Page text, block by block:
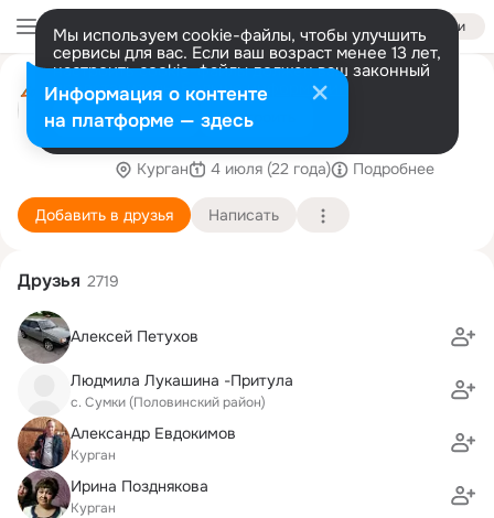
Войти
Мы используем cookie-файлы, чтобы улучшить
сервисы для вас. Если ваш возраст менее 13 лет,
настроить cookie-файлы должен ваш законный
представитель. Больше информации
Разрешить все Настроить
Добрые Окна
ДОБРЫЕ ОКНА- ул.Куйбышева 35 и
ул.Некрасова 15а Широкий выбор ГОТОВЫХ
КОНСТРУКЦИЙ!! Добрые окна" -
многопрофильная компания, основанная в 1997
году. Н
Курган 4 июля (22 года) Подробнее
Добавить в друзья Написать
Друзья 2719
Алексей Петухов
Людмила Лукашина -Притула
с. Сумки (Половинский район)
Александр Евдокимов
Курган
Ирина Позднякова
Курган
Информация о контенте
на платформе — здесь